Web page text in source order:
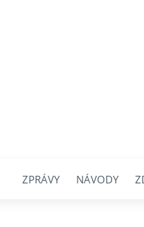
ZPRÁVY NÁVODY